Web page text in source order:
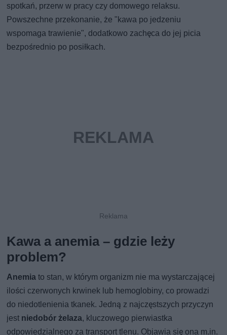
spotkań, przerw w pracy czy domowego relaksu.
Powszechne przekonanie, że "kawa po jedzeniu
wspomaga trawienie", dodatkowo zachęca do jej picia
bezpośrednio po posiłkach.
Kawa a anemia – gdzie leży
problem?
Anemia to stan, w którym organizm nie ma wystarczającej
ilości czerwonych krwinek lub hemoglobiny, co prowadzi
do niedotlenienia tkanek. Jedną z najczęstszych przyczyn
jest niedobór żelaza, kluczowego pierwiastka
odpowiedzialnego za transport tlenu. Objawia się ona m.in.